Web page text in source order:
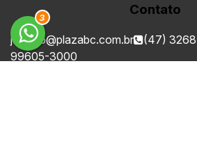
3
Contato
juridico@plazabc.com.br (47)
99605-3000